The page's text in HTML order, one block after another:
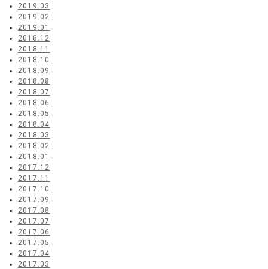
2019.03
2019.02
2019.01
2018.12
2018.11
2018.10
2018.09
2018.08
2018.07
2018.06
2018.05
2018.04
2018.03
2018.02
2018.01
2017.12
2017.11
2017.10
2017.09
2017.08
2017.07
2017.06
2017.05
2017.04
2017.03